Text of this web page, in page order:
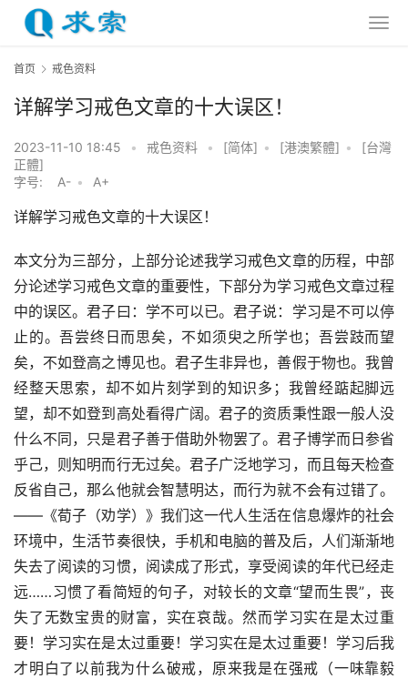
首页 戒色资料
详解学习戒色文章的十大误区！
2023-11-10 18:45 • 戒色资料 • [简体] • [港澳繁體] •
[台灣
正體]
字号:
A- • A+
详解学习戒色文章的十大误区！
本文分为三部分，上部分论述我学习戒色文章的历程，中部
分论述学习戒色文章的重要性，下部分为学习戒色文章过程
中的误区。君子曰：学不可以已。君子说：学习是不可以停
止的。吾尝终日而思矣，不如须臾之所学也；吾尝跂而望
矣，不如登高之博见也。君子生非异也，善假于物也。我曾
经整天思索，却不如片刻学到的知识多；我曾经踮起脚远
望，却不如登到高处看得广阔。君子的资质秉性跟一般人没
什么不同，只是君子善于借助外物罢了。君子博学而日参省
乎己，则知明而行无过矣。君子广泛地学习，而且每天检查
反省自己，那么他就会智慧明达，而行为就不会有过错了。
——《荀子（劝学）》我们这一代人生活在信息爆炸的社会
环境中，生活节奏很快，手机和电脑的普及后，人们渐渐地
失去了阅读的习惯，阅读成了形式，享受阅读的年代已经走
远……习惯了看简短的句子，对较长的文章“望而生畏”，丧
失了无数宝贵的财富，实在哀哉。然而学习实在是太过重
要！学习实在是太过重要！学习实在是太过重要！学习后我
才明白了以前我为什么破戒，原来我是在强戒（一味靠毅